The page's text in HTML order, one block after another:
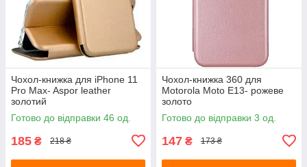
Чохол-книжка для iPhone 11
Pro Max- Aspor leather
золотий
Готово до відправки 46 од.
185 ₴ 218 ₴
Чохол-книжка 360 для
Motorola Moto E13- рожеве
золото
Готово до відправки 3 од.
147 ₴ 173 ₴